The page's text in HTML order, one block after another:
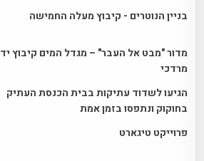
בניין הנוטרים - קיבוץ מעלה החמישה
מדור "מבט אל העבר" – מגדל המים קיבוץ יד
מרדכי
הגיעו לשדוד עתיקות בבית הכנסת העתיק
בחוקוק ונתפסו בזמן אמת
פרוייקט טיגארט